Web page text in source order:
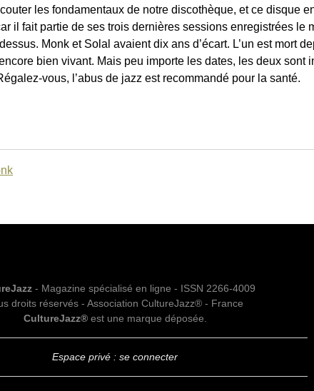
les fondamentaux de notre discothèque, et ce disque
il fait partie de ses trois dernières sessions enregistrées le
Monk et Solal avaient dix ans d’écart. L’un est mort
encore bien vivant. Mais peu importe les dates, les deux sont
vous, l’abus de jazz est recommandé pour la santé.
- Magazine spécialisé en ligne - ISSN 2266-4009
droits réservés - Association CultureJazz® - France
CultureJazz®est une marque déposée.
Espace privé : se connecter